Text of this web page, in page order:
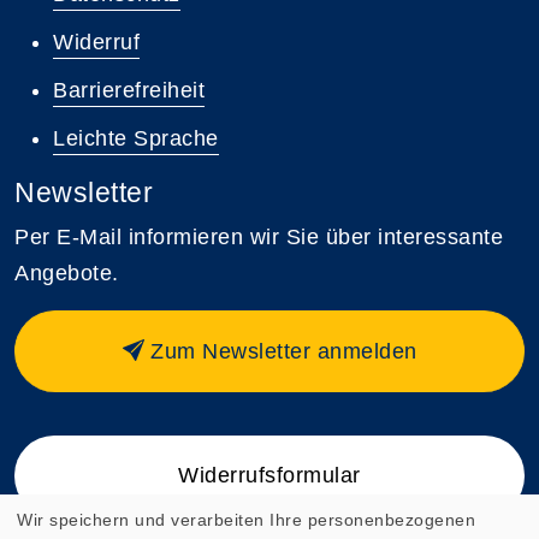
Widerruf
Barrierefreiheit
Leichte Sprache
Newsletter
Per E-Mail informieren wir Sie über interessante
Angebote.
Zum Newsletter anmelden
Widerrufsformular
Wir speichern und verarbeiten Ihre personenbezogenen